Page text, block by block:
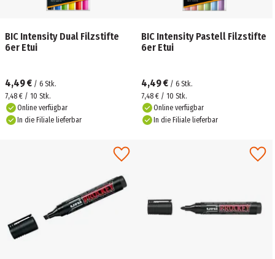
BIC Intensity Dual Filzstifte
6er Etui
4,49 € / 6 Stk.
7,48 € / 10 Stk.
Online verfügbar
In die Filiale lieferbar
BIC Intensity Pastell Filzstifte
6er Etui
4,49 € / 6 Stk.
7,48 € / 10 Stk.
Online verfügbar
In die Filiale lieferbar